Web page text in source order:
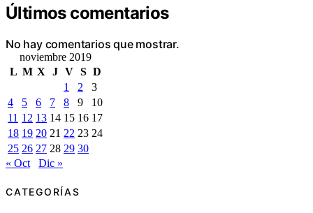
Últimos comentarios
No hay comentarios que mostrar.
noviembre 2019
L M X J V S D
1
2
3
4
5 6 7 8 9
10
11 12 13 14 15 16 17
18 19 20 21 22 23 24
25 26 27 28 29 30
« Oct
Dic »
CATEGORÍAS